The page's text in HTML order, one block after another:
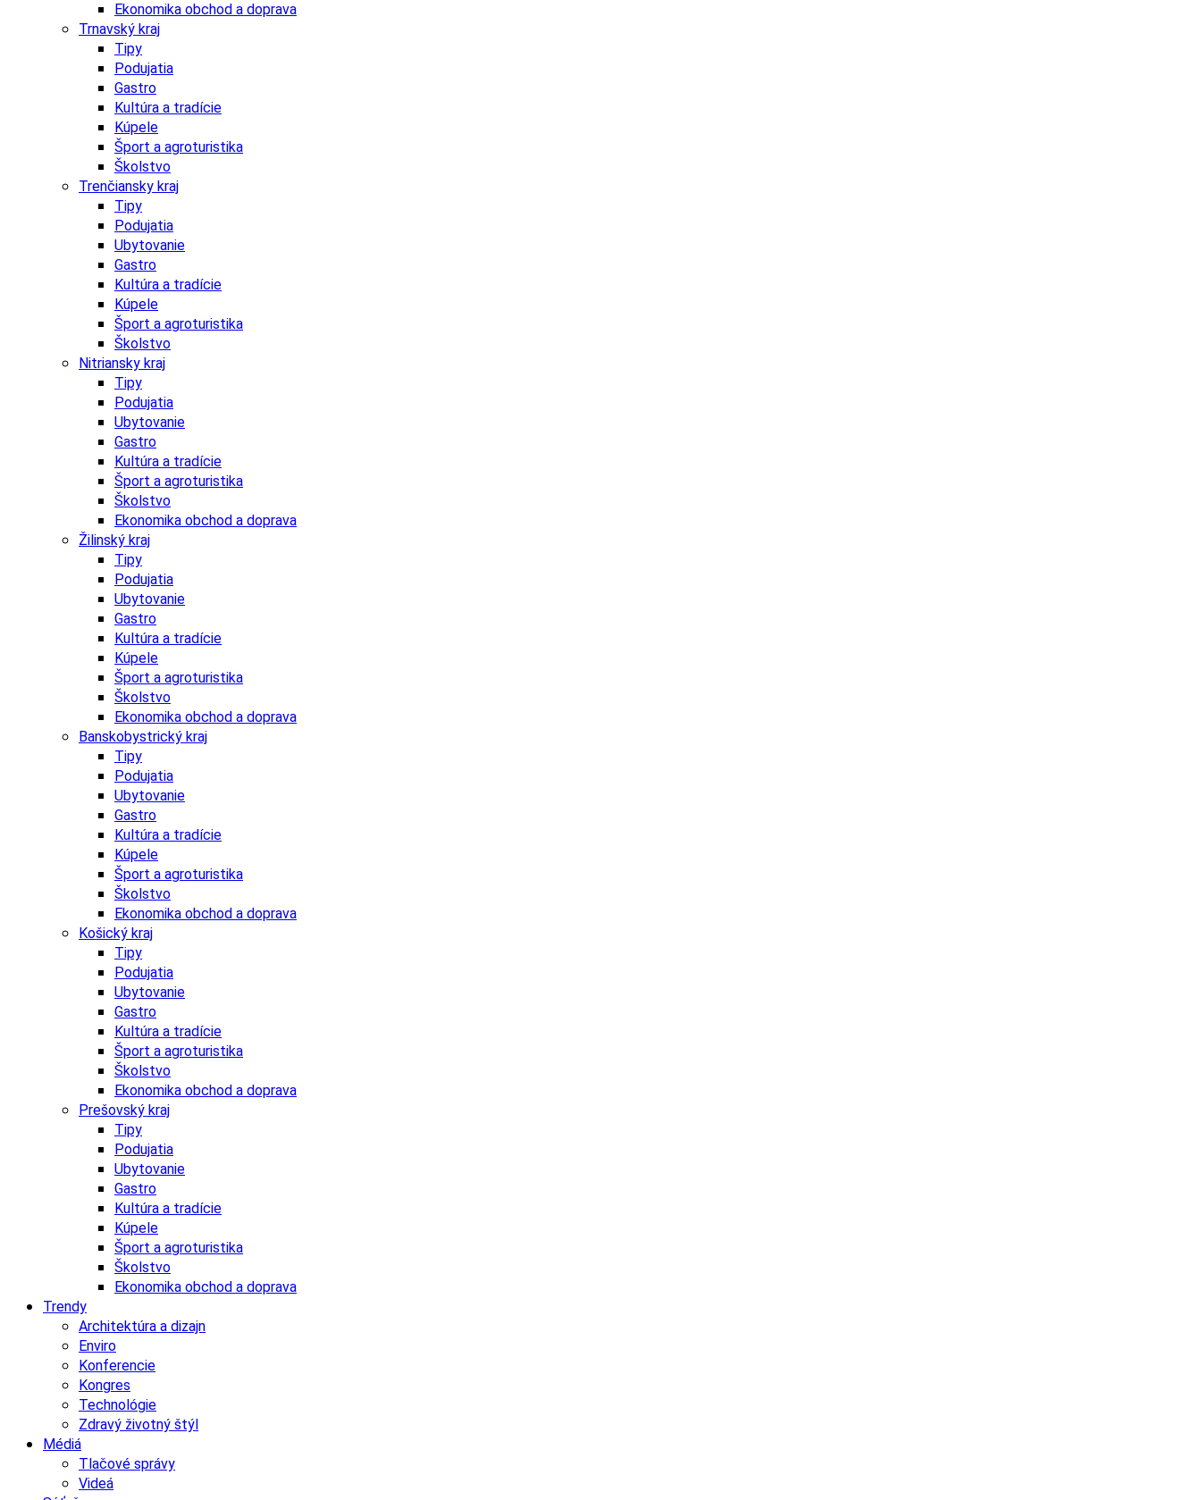
Ekonomika obchod a doprava
Trnavský kraj
Tipy
Podujatia
Gastro
Kultúra a tradície
Kúpele
Šport a agroturistika
Školstvo
Trenčiansky kraj
Tipy
Podujatia
Ubytovanie
Gastro
Kultúra a tradície
Kúpele
Šport a agroturistika
Školstvo
Nitriansky kraj
Tipy
Podujatia
Ubytovanie
Gastro
Kultúra a tradície
Šport a agroturistika
Školstvo
Ekonomika obchod a doprava
Žilinský kraj
Tipy
Podujatia
Ubytovanie
Gastro
Kultúra a tradície
Kúpele
Šport a agroturistika
Školstvo
Ekonomika obchod a doprava
Banskobystrický kraj
Tipy
Podujatia
Ubytovanie
Gastro
Kultúra a tradície
Kúpele
Šport a agroturistika
Školstvo
Ekonomika obchod a doprava
Košický kraj
Tipy
Podujatia
Ubytovanie
Gastro
Kultúra a tradície
Šport a agroturistika
Školstvo
Ekonomika obchod a doprava
Prešovský kraj
Tipy
Podujatia
Ubytovanie
Gastro
Kultúra a tradície
Kúpele
Šport a agroturistika
Školstvo
Ekonomika obchod a doprava
Trendy
Architektúra a dizajn
Enviro
Konferencie
Kongres
Technológie
Zdravý životný štýl
Médiá
Tlačové správy
Videá